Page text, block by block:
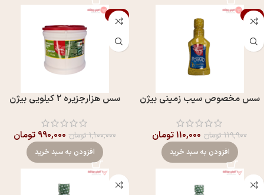
-8%
سس مخصوص سیب زمینی بیژن
۱۱۹,۹۰۰تومان ۱۱۰,۰۰۰تومان
افزودن به سبد خرید
-10%
سس هزارجزيره 2 کیلویی بيژن
۱,۱۰۰,۰۰۰تومان ۹۹۰,۰۰۰ تومان
افزودن به سبد خرید